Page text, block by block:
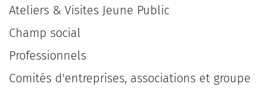
Ateliers & Visites Jeune Public
Champ social
Professionnels
Comités d'entreprises, associations et groupe